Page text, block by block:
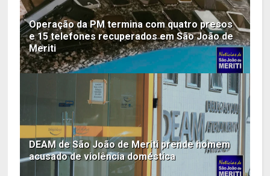
Operação da PM termina com quatro presos
e 15 telefones recuperados em São João de
Meriti
DEAM de São João de Meriti prende homem
acusado de violência doméstica